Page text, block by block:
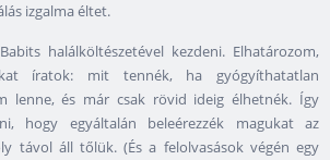
izgalma éltet.
halálköltészetével kezdeni. Elhatározom,
íratok: mit tennék, ha gyógyíthatatlan
lenne, és már csak rövid ideig élhetnék. Így
hogy egyáltalán beleérezzék magukat az
távol áll tőlük. (És a felolvasások végén egy